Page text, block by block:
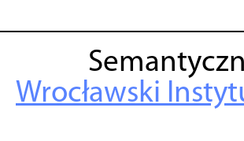
Wrocławski